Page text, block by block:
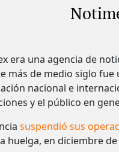
era una agencia de
más de medio siglo fue
nacional e
y el público en
suspendió sus
huelga, en diciembre